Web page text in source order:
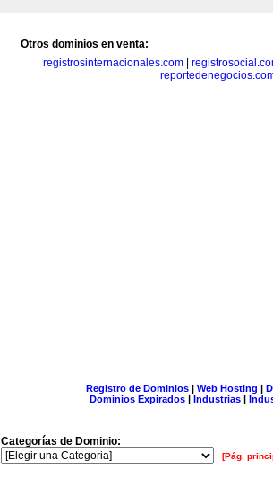
Otros dominios en venta:
registrosinternacionales.com
Registro de Dominios| Web Hosting |
Dominios Expirados | Industrias |
Categorías de Dominio:
[Pág.